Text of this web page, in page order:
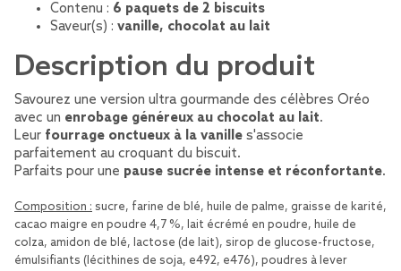
Contenu : 6 paquets de 2 biscuits
Saveur(s) : vanille, chocolat au lait
Description du produit
Savourez une version ultra gourmande des célèbres Oréo
avec un enrobage généreux au chocolat au lait.
Leur fourrage onctueux à la vanille s'associe
parfaitement au croquant du biscuit.
Parfaits pour une pause sucrée intense et réconfortante.
Composition : sucre, farine de blé, huile de palme, graisse de karité,
cacao maigre en poudre 4,7 %, lait écrémé en poudre, huile de
colza, amidon de blé, lactose (de lait), sirop de glucose-fructose,
émulsifiants (lécithines de soja, e492, e476), poudres à lever